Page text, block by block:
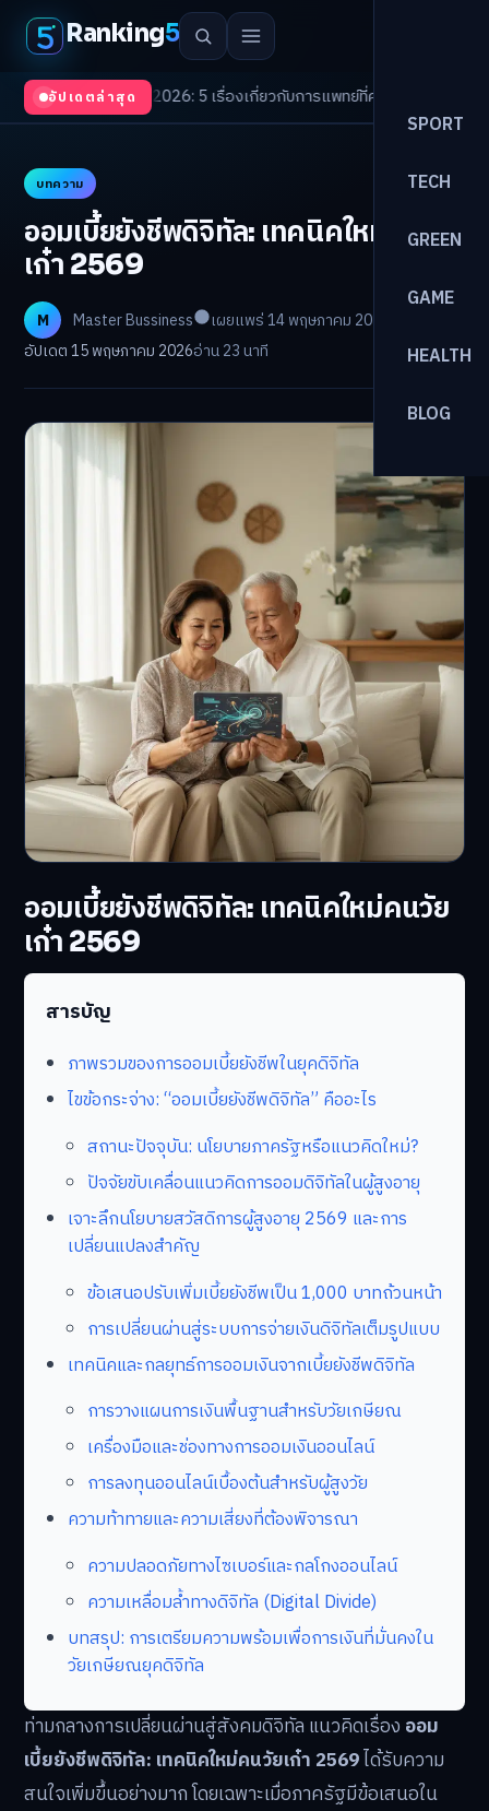
Ranking5
SPORT
TECH
GREEN
GAME
HEALTH
BLOG
อัปเดตล่าสุด
Trends 2026: 5 เรื่องเกี่ยวกับการแพทย์ที่ควรรู้/ดอกเบี้ยขาขึ้นรอบใหม่! จั
บทความ
ออมเบี้ยยังชีพดิจิทัล: เทคนิคใหม่คนวัย
เก๋า 2569
M Master Bussiness
เผยแพร่ 14 พฤษภาคม 2026
อัปเดต 15 พฤษภาคม 2026อ่าน 23 นาที
ออมเบี้ยยังชีพดิจิทัล: เทคนิคใหม่คนวัย
เก๋า 2569
สารบัญ
ภาพรวมของการออมเบี้ยยังชีพในยุคดิจิทัล
ไขข้อกระจ่าง: “ออมเบี้ยยังชีพดิจิทัล” คืออะไร
สถานะปัจจุบัน: นโยบายภาครัฐหรือแนวคิดใหม่?
ปัจจัยขับเคลื่อนแนวคิดการออมดิจิทัลในผู้สูงอายุ
เจาะลึกนโยบายสวัสดิการผู้สูงอายุ 2569 และการ
เปลี่ยนแปลงสำคัญ
ข้อเสนอปรับเพิ่มเบี้ยยังชีพเป็น 1,000 บาทถ้วนหน้า
การเปลี่ยนผ่านสู่ระบบการจ่ายเงินดิจิทัลเต็มรูปแบบ
เทคนิคและกลยุทธ์การออมเงินจากเบี้ยยังชีพดิจิทัล
การวางแผนการเงินพื้นฐานสำหรับวัยเกษียณ
เครื่องมือและช่องทางการออมเงินออนไลน์
การลงทุนออนไลน์เบื้องต้นสำหรับผู้สูงวัย
ความท้าทายและความเสี่ยงที่ต้องพิจารณา
ความปลอดภัยทางไซเบอร์และกลโกงออนไลน์
ความเหลื่อมล้ำทางดิจิทัล (Digital Divide)
บทสรุป: การเตรียมความพร้อมเพื่อการเงินที่มั่นคงใน
วัยเกษียณยุคดิจิทัล
ท่ามกลางการเปลี่ยนผ่านสู่สังคมดิจิทัล แนวคิดเรื่อง ออม
เบี้ยยังชีพดิจิทัล: เทคนิคใหม่คนวัยเก๋า 2569ได้รับความ
สนใจเพิ่มขึ้นอย่างมาก โดยเฉพาะเมื่อภาครัฐมีข้อเสนอใน